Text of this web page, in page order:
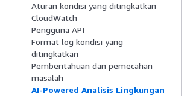
Aturan kondisi yang ditingkatkan
CloudWatch
Pengguna API
Format log kondisi yang
ditingkatkan
Pemberitahuan dan pemecahan
masalah
AI-Powered Analisis Lingkungan